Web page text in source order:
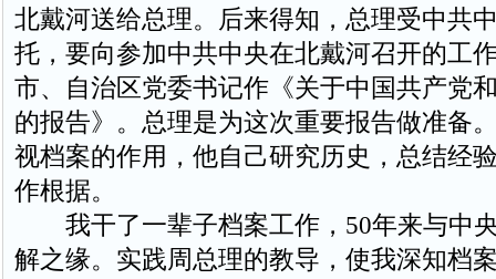
北戴河送给总理。后来得知，总理受中共
托，要向参加中共中央在北戴河召开的工
市、自治区党委书记作《关于中国共产党
的报告》。总理是为这次重要报告做准备
视档案的作用，他自己研究历史，总结经
作根据。
我干了一辈子档案工作，50年来与中
解之缘。实践周总理的教导，使我深知档